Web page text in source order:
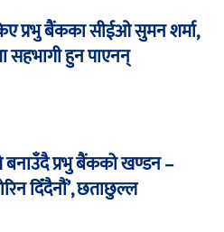
प्रभु बैंकका सीईओ सुमन शर्मा,
सहभागी हुन पाएनन्
प्रभु बैंकको खण्डन –
दिँदैनौं’, छताछुल्ल